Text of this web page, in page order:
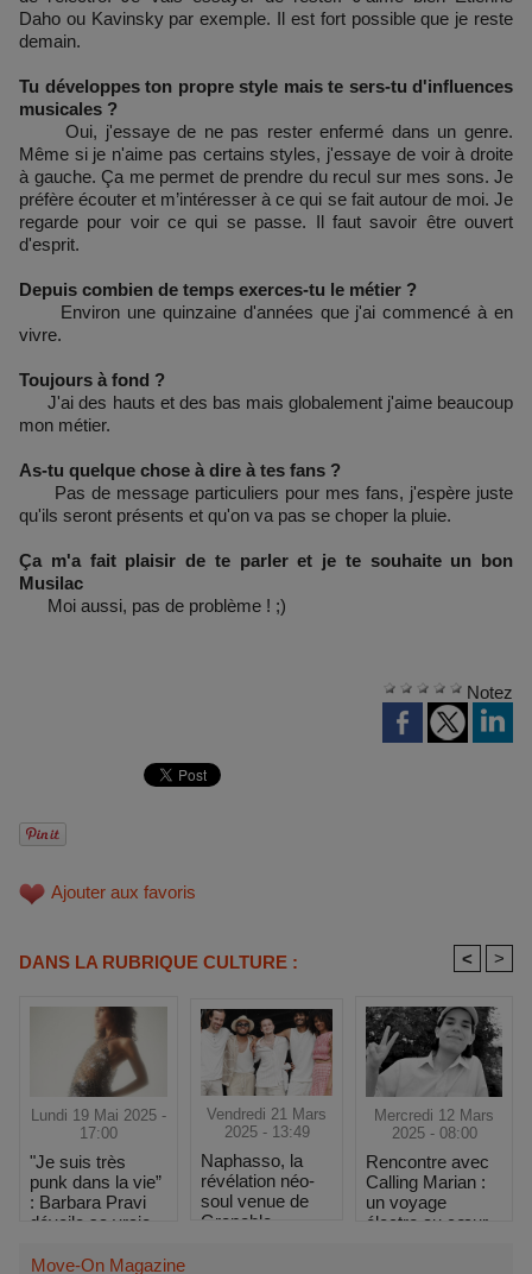
Daho ou Kavinsky par exemple. Il est fort possible que je reste
demain.
Tu développes ton propre style mais te sers-tu d'influences
musicales ?
Oui, j'essaye de ne pas rester enfermé dans un genre.
Même si je n'aime pas certains styles, j'essaye de voir à droite
à gauche. Ça me permet de prendre du recul sur mes sons. Je
préfère écouter et m’intéresser à ce qui se fait autour de moi. Je
regarde pour voir ce qui se passe. Il faut savoir être ouvert
d'esprit.
Depuis combien de temps exerces-tu le métier ?
Environ une quinzaine d'années que j'ai commencé à en
vivre.
Toujours à fond ?
J'ai des hauts et des bas mais globalement j'aime beaucoup
mon métier.
As-tu quelque chose à dire à tes fans ?
Pas de message particuliers pour mes fans, j'espère juste
qu'ils seront présents et qu'on va pas se choper la pluie.
Ça m'a fait plaisir de te parler et je te souhaite un bon
Musilac
Moi aussi, pas de problème ! ;)
Notez
Ajouter aux favoris
DANS LA RUBRIQUE CULTURE : < >
Lundi 19 Mai 2025 -
17:00
"Je suis très
punk dans la vie”
: Barbara Pravi
dévoile sa vraie
Printemps de
Vendredi 21 Mars
2025 - 13:49
Naphasso, la
révélation néo-
soul venue de
Grenoble
Mercredi 12 Mars
2025 - 08:00
Rencontre avec
Calling Marian :
un voyage
électro au cœur
Move-On Magazine